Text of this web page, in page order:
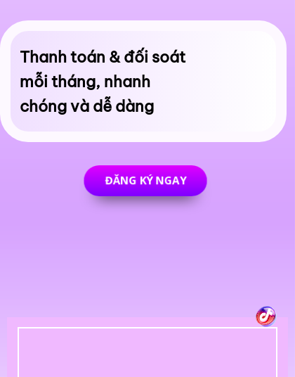
ĐĂNG KÝ NGAY
Thanh toán & đối soát
mỗi tháng, nhanh
chóng và dễ dàng